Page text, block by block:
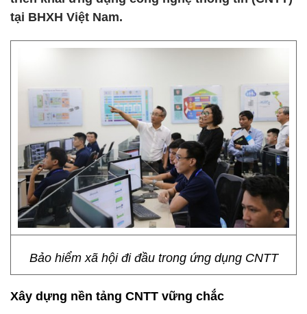
tại BHXH Việt Nam.
Bảo hiểm xã hội đi đầu trong ứng dụng CNTT
Xây dựng nền tảng CNTT vững chắc